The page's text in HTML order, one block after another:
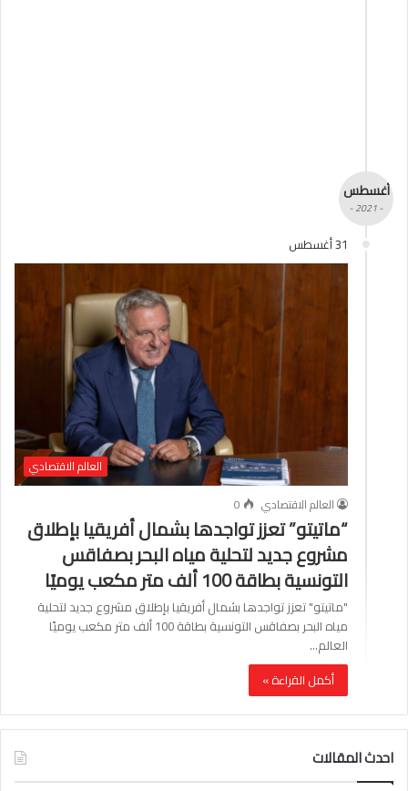
أغسطس
- 2021 -
31 أغسطس
العالم الاقتصادي
العالم الاقتصادي
0
“ماتيتو” تعزز تواجدها بشمال أفريقيا بإطلاق
مشروع جديد لتحلية مياه البحر بصفاقس
التونسية بطاقة 100 ألف متر مكعب يوميًا
"ماتيتو" تعزز تواجدها بشمال أفريقيا بإطلاق مشروع جديد لتحلية
مياه البحر بصفاقس التونسية بطاقة 100 ألف متر مكعب يوميًا
العالم…
أكمل القراءة »
احدث المقالات